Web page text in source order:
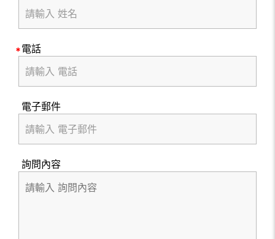
電話
電子郵件
詢問內容